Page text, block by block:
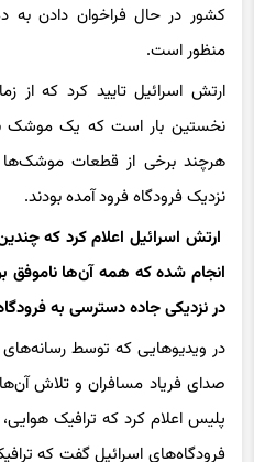
رئیس ستاد نیروهای مسلح
کشور در حال فراخوان دادن به
منظور است.
ارتش اسرائیل تایید کرد که از
نخستین بار است که یک موشک
هرچند برخی از قطعات موشک‌ها
نزدیک فرودگاه فرود آمده بودند.
ارتش اسرائیل اعلام کرد که
انجام شده که همه آن‌ها ناموفق
در نزدیکی جاده دسترسی به
در ویدیوهایی که توسط رسانه‌های
صدای فریاد مسافران و تلاش
پلیس اعلام کرد که ترافیک